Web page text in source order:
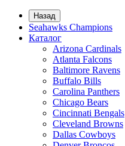
Назад
Seahawks Champions
Каталог
Arizona Cardinals
Atlanta Falcons
Baltimore Ravens
Buffalo Bills
Carolina Panthers
Chicago Bears
Cincinnati Bengals
Cleveland Browns
Dallas Cowboys